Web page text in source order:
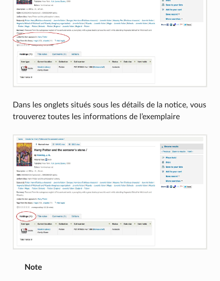
Dans les onglets situés sous les détails de la notice, vous
trouverez toutes les informations de l’exemplaire
Note